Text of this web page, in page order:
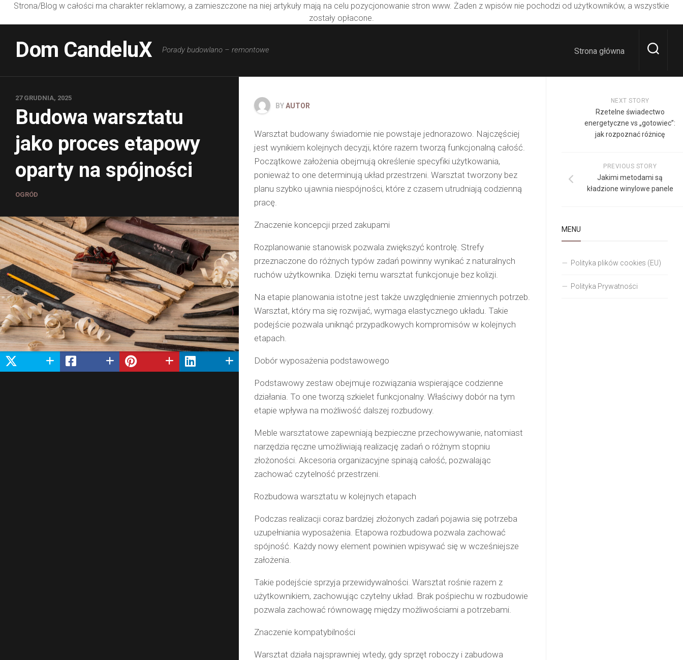
Strona/Blog w całości ma charakter reklamowy, a zamieszczone na niej artykuły mają na celu pozycjonowanie stron www. Żaden z wpisów nie pochodzi od użytkowników, a wszystkie
zostały opłacone.
contentDom CandeluX Porady budowlano – remontowe Strona główna
27 GRUDNIA, 2025
Budowa warsztatu
jako proces etapowy
oparty na spójności
OGRÓD
BYAUTOR
Warsztat budowany świadomie nie powstaje jednorazowo. Najczęściej
jest wynikiem kolejnych decyzji, które razem tworzą funkcjonalną całość.
Początkowe założenia obejmują określenie specyfiki użytkowania,
ponieważ to one determinują układ przestrzeni. Warsztat tworzony bez
planu szybko ujawnia niespójności, które z czasem utrudniają codzienną
pracę.
Znaczenie koncepcji przed zakupami
Rozplanowanie stanowisk pozwala zwiększyć kontrolę. Strefy
przeznaczone do różnych typów zadań powinny wynikać z naturalnych
ruchów użytkownika. Dzięki temu warsztat funkcjonuje bez kolizji.
Na etapie planowania istotne jest także uwzględnienie zmiennych potrzeb.
Warsztat, który ma się rozwijać, wymaga elastycznego układu. Takie
podejście pozwala uniknąć przypadkowych kompromisów w kolejnych
etapach.
Dobór wyposażenia podstawowego
Podstawowy zestaw obejmuje rozwiązania wspierające codzienne
działania. To one tworzą szkielet funkcjonalny. Właściwy dobór na tym
etapie wpływa na możliwość dalszej rozbudowy.
Meble warsztatowe zapewniają bezpieczne przechowywanie, natomiast
narzędzia ręczne umożliwiają realizację zadań o różnym stopniu
złożoności. Akcesoria organizacyjne spinają całość, pozwalając
zachować czytelność przestrzeni.
Rozbudowa warsztatu w kolejnych etapach
Podczas realizacji coraz bardziej złożonych zadań pojawia się potrzeba
uzupełniania wyposażenia. Etapowa rozbudowa pozwala zachować
spójność. Każdy nowy element powinien wpisywać się w wcześniejsze
założenia.
Takie podejście sprzyja przewidywalności. Warsztat rośnie razem z
użytkownikiem, zachowując czytelny układ. Brak pośpiechu w rozbudowie
pozwala zachować równowagę między możliwościami a potrzebami.
Znaczenie kompatybilności
Warsztat działa najsprawniej wtedy, gdy sprzęt roboczy i zabudowa
NEXT STORY
Rzetelne świadectwo
energetyczne vs „gotowiec”:
jak rozpoznać różnicę
PREVIOUS STORY
Jakimi metodami są
kładzione winylowe panele
MENU
Polityka plików cookies (EU)
Polityka Prywatności